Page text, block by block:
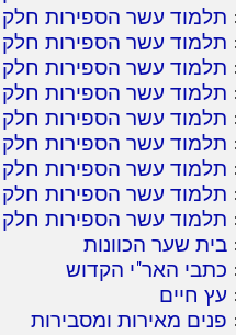
תלמוד עשר הספירות
תלמוד עשר הספירות
תלמוד עשר הספירות חלק
תלמוד עשר הספירות חלק
תלמוד עשר הספירות חלק
תלמוד עשר הספירות חלק
תלמוד עשר הספירות חלק
תלמוד עשר הספירות חלק
תלמוד עשר הספירות חלק
בית שער הכוונות
כתבי האר"י הקדוש
עץ חיים
פנים מאירות ומסבירות